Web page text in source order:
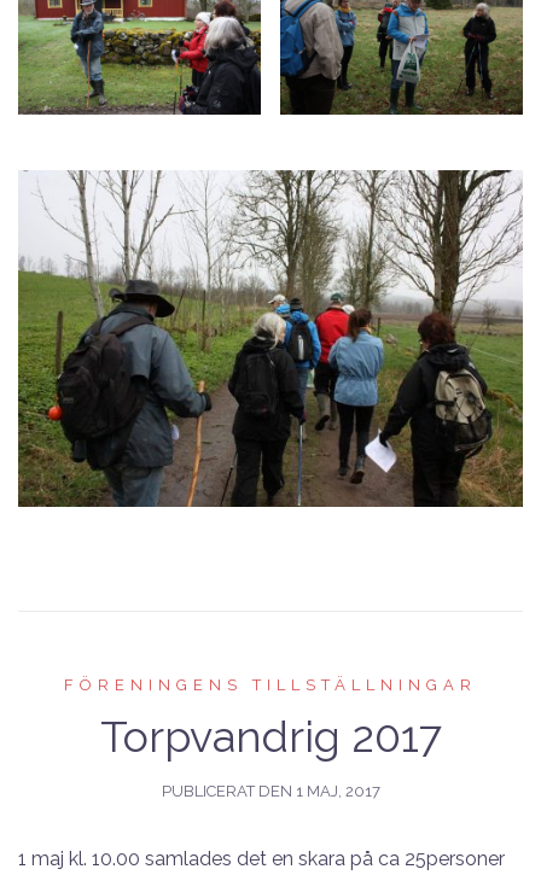
FÖRENINGENS TILLSTÄLLNINGAR
Torpvandrig 2017
PUBLICERAT DEN 1 MAJ, 2017
1 maj kl. 10.00 samlades det en skara på ca 25personer